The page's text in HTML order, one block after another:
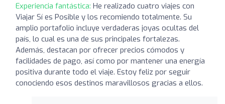
Experiencia fantástica: He realizado cuatro viajes con
Viajar Sí es Posible y los recomiendo totalmente. Su
amplio portafolio incluye verdaderas joyas ocultas del
país, lo cual es una de sus principales fortalezas.
Además, destacan por ofrecer precios cómodos y
facilidades de pago, así como por mantener una energía
positiva durante todo el viaje. Estoy feliz por seguir
conociendo esos destinos maravillosos gracias a ellos.